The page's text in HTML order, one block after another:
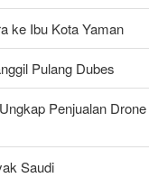
ke Ibu Kota Yaman
Pulang Dubes
Penjualan Drone
Saudi